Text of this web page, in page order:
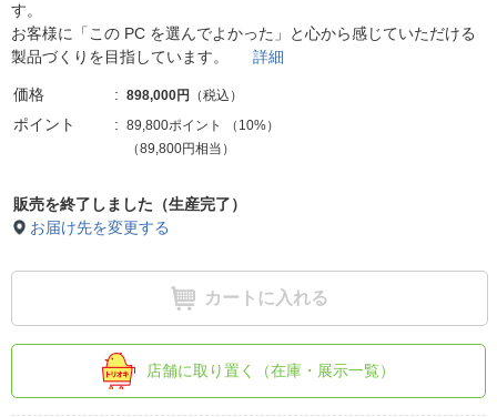
す。
お客様に「この PC を選んでよかった」と心から感じていただける
製品づくりを目指しています。 詳細
価格 898,000円 （税込）
ポイント 89,800ポイント （ 10%）
（89,800円相当）
販売を終了しました（生産完了）
お届け先を変更する
カートに入れる
店舗に取り置く（在庫・展示一覧）